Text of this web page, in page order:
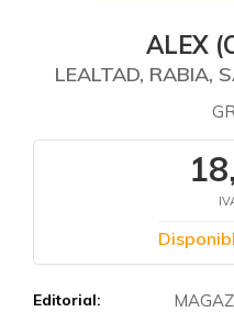
ALEX
LEALTAD, RABIA,
Editorial: